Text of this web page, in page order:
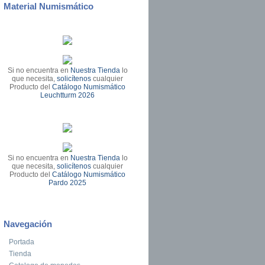
Material Numismático
Si no encuentra en Nuestra Tienda lo
que necesita,solicítenos cualquier
Producto delCatálogo Numismático
Leuchtturm 2026
Si no encuentra en Nuestra Tienda lo
que necesita,solicítenos cualquier
Producto delCatálogo Numismático
Pardo 2025
Navegación
Portada
Tienda